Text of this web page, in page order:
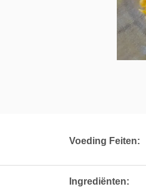
Voeding Feiten:
Ingrediënten: